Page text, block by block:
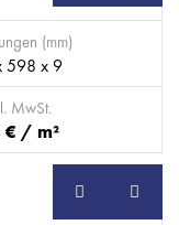
(mm)
598 x 9
MwSt.
/ m²
SB